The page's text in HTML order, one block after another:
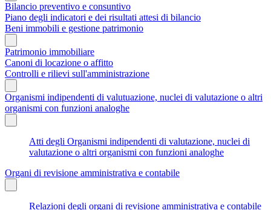
Bilancio preventivo e consuntivo
Piano degli indicatori e dei risultati attesi di bilancio
Beni immobili e gestione patrimonio
Patrimonio immobiliare
Canoni di locazione o affitto
Controlli e rilievi sull'amministrazione
Organismi indipendenti di valutuazione, nuclei di valutazione o altri
organismi con funzioni analoghe
Atti degli Organismi indipendenti di valutazione, nuclei di
valutazione o altri organismi con funzioni analoghe
Organi di revisione amministrativa e contabile
Relazioni degli organi di revisione amministrativa e contabile